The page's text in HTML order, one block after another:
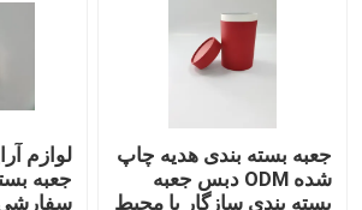
جعبه بسته بندی هدیه چاپ
شده ODM دبس جعبه
بسته بندی سازگار با محیط
لوازم
جعبه